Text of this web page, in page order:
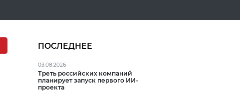
ПОСЛЕДНЕЕ
03.08.2026
Треть российских компаний
планирует запуск первого ИИ-
проекта